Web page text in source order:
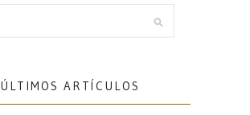
ÚLTIMOS ARTÍCULOS